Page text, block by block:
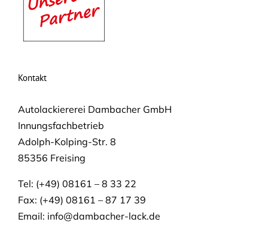
Kontakt
Autolackiererei Dambacher GmbH
Innungsfachbetrieb
Adolph-Kolping-Str. 8
85356 Freising
Tel: (+49) 08161 – 8 33 22
Fax: (+49) 08161 – 87 17 39
Email: info@dambacher-lack.de